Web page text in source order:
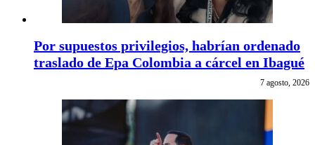
Por supuestos privilegios, habrían ordenado
traslado de Epa Colombia a cárcel en Ibagué
7 agosto, 2026